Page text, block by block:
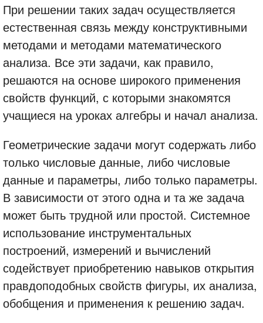
При решении таких задач осуществляется
естественная связь между конструктивными
методами и методами математического
анализа. Все эти задачи, как правило,
решаются на основе широкого применения
свойств функций, с которыми знакомятся
учащиеся на уроках алгебры и начал анализа.
Геометрические задачи могут содержать либо
только числовые данные, либо числовые
данные и параметры, либо только параметры.
В зависимости от этого одна и та же задача
может быть трудной или простой. Системное
использование инструментальных
построений, измерений и вычислений
содействует приобретению навыков открытия
правдоподобных свойств фигуры, их анализа,
обобщения и применения к решению задач.